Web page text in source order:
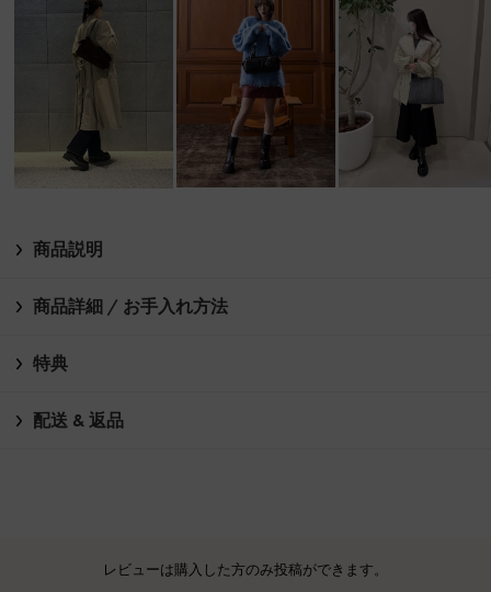
商品説明
商品詳細 / お手入れ方法
特典
配送 & 返品
レビューは購入した方のみ投稿ができます。